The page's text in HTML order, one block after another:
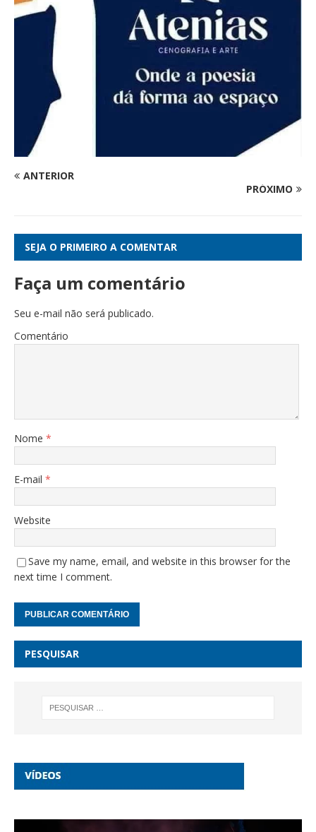
ANTERIOR
PRÓXIMO
SEJA O PRIMEIRO A COMENTAR
Faça um comentário
Seu e-mail não será publicado.
Comentário
Nome *
E-mail *
Website
Save my name, email, and website in this browser for the
next time I comment.
PESQUISAR